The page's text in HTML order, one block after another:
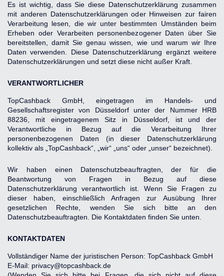
Es ist wichtig, dass Sie diese Datenschutzerklärung zusammen
mit anderen Datenschutzerklärungen oder Hinweisen zur fairen
Verarbeitung lesen, die wir unter bestimmten Umständen beim
Erheben oder Verarbeiten personenbezogener Daten über Sie
bereitstellen, damit Sie genau wissen, wie und warum wir Ihre
Daten verwenden. Diese Datenschutzerklärung ergänzt weitere
Datenschutzerklärungen und setzt diese nicht außer Kraft.
VERANTWORTLICHER
TopCashback GmbH, eingetragen im Handels- und
Gesellschaftsregister von Düsseldorf unter der Nummer HRB
88236, mit eingetragenem Sitz in Düsseldorf, ist und der
Verantwortliche in Bezug auf die Verarbeitung Ihrer
personenbezogenen Daten (in dieser Datenschutzerklärung
kollektiv als „TopCashback“, „wir“ „uns“ oder „unser“ bezeichnet).
Wir haben einen Datenschutzbeauftragten, der für die
Beantwortung von Fragen in Bezug auf diese
Datenschutzerklärung verantwortlich ist. Wenn Sie Fragen zu
dieser haben, einschließlich Anfragen zur Ausübung Ihrer
gesetzlichen Rechte, wenden Sie sich bitte an den
Datenschutzbeauftragten. Die Kontaktdaten finden Sie unten.
KONTAKTDATEN
Vollständiger Name der juristischen Person: TopCashback GmbH
E-Mail: privacy@topcashback.de